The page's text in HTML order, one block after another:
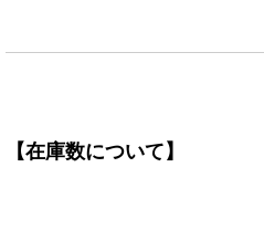
【在庫数について】